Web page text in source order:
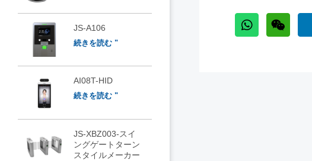
JS-A106
続きを読む "
AI08T-HID
続きを読む "
JS-XBZ003-スイ
ングゲートターン
スタイルメーカー